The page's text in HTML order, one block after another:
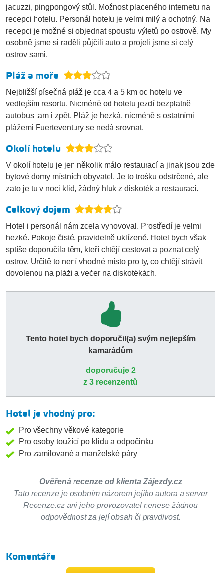
jacuzzi, pingpongový stůl. Možnost placeného internetu na
recepci hotelu. Personál hotelu je velmi milý a ochotný. Na
recepci je možné si objednat spoustu výletů po ostrově. My
osobně jsme si raděli půjčili auto a projeli jsme si celý
ostrov sami.
Pláž a moře
Nejbližší písečná pláž je cca 4 a 5 km od hotelu ve
vedlejším resortu. Nicméně od hotelu jezdí bezplatně
autobus tam i zpět. Pláž je hezká, nicméně s ostatními
plážemi Fuerteventury se nedá srovnat.
Okolí hotelu
V okolí hotelu je jen několik málo restaurací a jinak jsou zde
bytové domy místních obyvatel. Je to trošku odstrčené, ale
zato je tu v noci klid, žádný hluk z diskoték a restaurací.
Celkový dojem
Hotel i personál nám zcela vyhovoval. Prostředí je velmi
hezké. Pokoje čisté, pravidelně uklízené. Hotel bych však
sptíše doporučila těm, kteří chtějí cestovat a poznat celý
ostrov. Určitě to není vhodné místo pro ty, co chtějí strávit
dovolenou na pláži a večer na diskotékách.
Tento hotel bych doporučil(a) svým nejlepším
kamarádům
doporučuje 2
z 3 recenzentů
Hotel je vhodný pro:
Pro všechny věkové kategorie
Pro osoby toužící po klidu a odpočinku
Pro zamilované a manželské páry
Ověřená recenze od klienta Zájezdy.cz
Tato recenze je osobním názorem jejího autora a server
Recenze.cz ani jeho provozovatel nenese žádnou
odpovědnost za její obsah či pravdivost.
Komentáře